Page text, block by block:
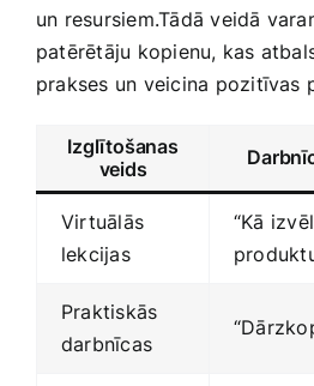
un resursiem.Tādā veidā
patērētāju kopienu, kas
prakses un veicina‍ pozitīvas
Izglītošanas
veids
Virtuālās
lekcijas
“Kā
Praktiskās
darbnīcas